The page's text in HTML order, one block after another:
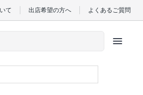
て 出店希望の方へ よくあるご質問
menu